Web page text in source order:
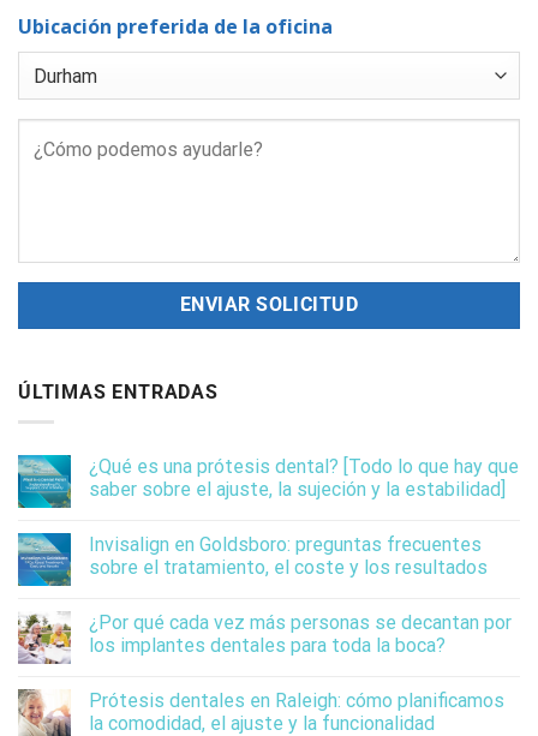
Ubicación preferida de la oficina
ÚLTIMAS ENTRADAS
¿Qué es una prótesis dental? [Todo lo que hay que
saber sobre el ajuste, la sujeción y la estabilidad]
Invisalign en Goldsboro: preguntas frecuentes
sobre el tratamiento, el coste y los resultados
¿Por qué cada vez más personas se decantan por
los implantes dentales para toda la boca?
Prótesis dentales en Raleigh: cómo planificamos
la comodidad, el ajuste y la funcionalidad